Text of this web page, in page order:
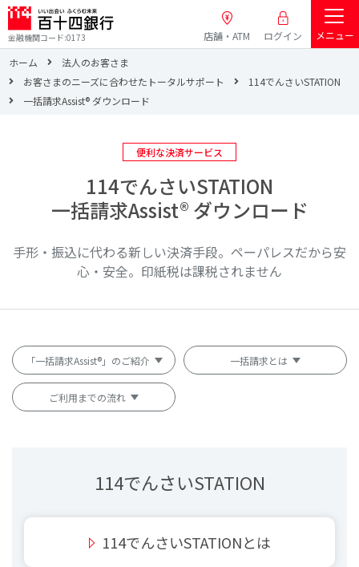
金融機関コード:0173 店舗・ATM ログイン
メニュー
ホーム
法人のお客さま
お客さまのニーズに合わせたトータルサポート
114でんさいSTATION
一括請求Assist® ダウンロード
便利な決済サービス
114でんさいSTATION
一括請求Assist® ダウンロード
手形・振込に代わる新しい決済手段。ペーパレスだから安
心・安全。印紙税は課税されません
「一括請求Assist®」のご紹介 一括請求とは
ご利用までの流れ
114でんさいSTATION
114でんさいSTATIONとは